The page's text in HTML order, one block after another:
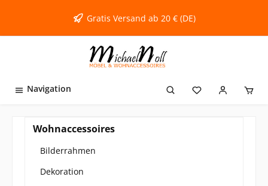
Gratis Versand ab 20 € (DE)
Navigation
Wohnaccessoires
Bilderrahmen
Dekoration